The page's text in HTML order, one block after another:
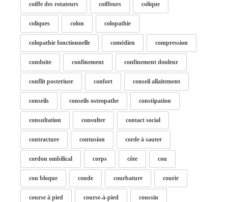
coiffe des rotateurs coiffeurs colique
coliques colon colopathie
colopathie fonctionnelle comédien compression
conduite confinement confinement douleur
conflit posteriuer confort conseil allaitement
conseils conseils osteopathe constipation
consultation consulter contact social
contracture contusion corde à sauter
cordon ombilical corps côte cou
cou bloque coude courbature courir
course à pied course-à-pied coussin